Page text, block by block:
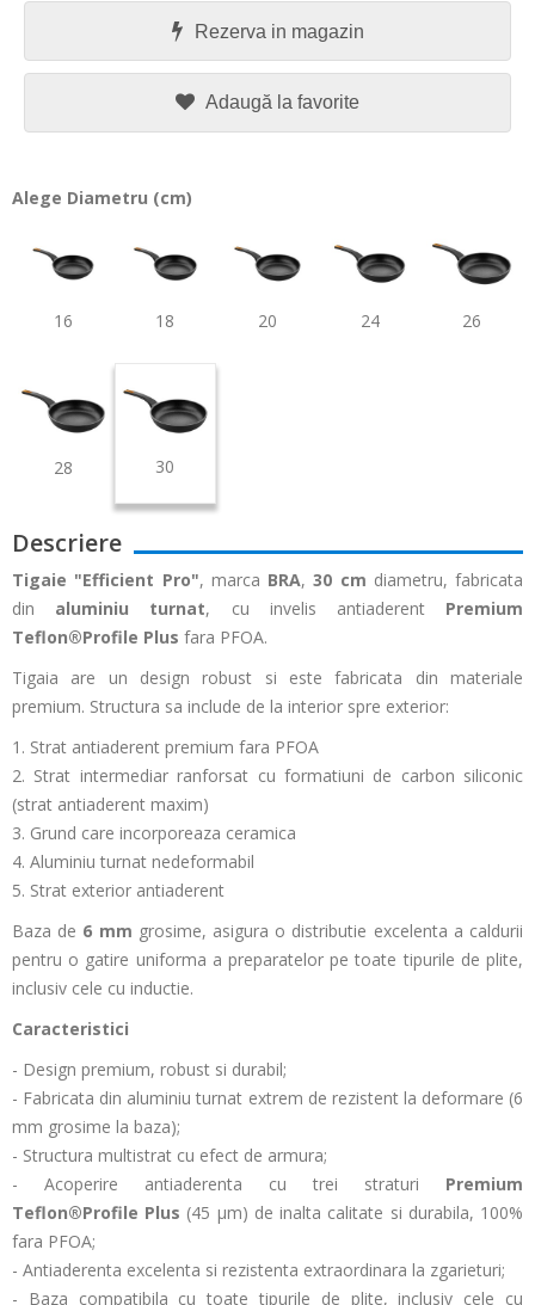
Rezerva in magazin
Adaugă la favorite
Alege Diametru (cm)
16 18 20 24 26
28 30
Descriere
Tigaie "Efficient Pro", marca BRA,30 cm diametru, fabricata
din aluminiu turnat, cu invelis antiaderent Premium
Teflon®Profile Plus fara PFOA.
Tigaia are un design robust si este fabricata din materiale
premium. Structura sa include de la interior spre exterior:
1. Strat antiaderent premium fara PFOA
2. Strat intermediar ranforsat cu formatiuni de carbon siliconic
(strat antiaderent maxim)
3. Grund care incorporeaza ceramica
4. Aluminiu turnat nedeformabil
5. Strat exterior antiaderent
Baza de 6 mm grosime, asigura o distributie excelenta a caldurii
pentru o gatire uniforma a preparatelor pe toate tipurile de plite,
inclusiv cele cu inductie.
Caracteristici
- Design premium, robust si durabil;
- Fabricata din aluminiu turnat extrem de rezistent la deformare (6
mm grosime la baza);
- Structura multistrat cu efect de armura;
- Acoperire antiaderenta cu trei straturi Premium
Teflon®Profile Plus (45 µm) de inalta calitate si durabila, 100%
fara PFOA;
- Antiaderenta excelenta si rezistenta extraordinara la zgarieturi;
- Baza compatibila cu toate tipurile de plite, inclusiv cele cu